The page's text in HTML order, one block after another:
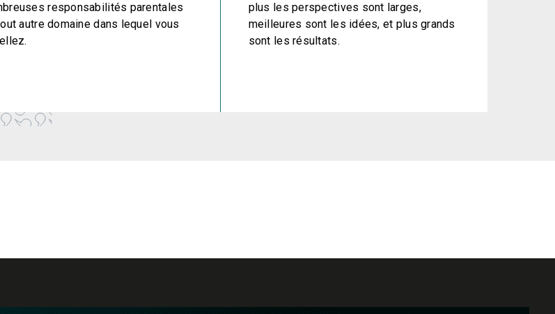
responsabilités parentales
autre domaine dans lequel vous
plus les perspectives sont larges,
meilleures sont les idées, et plus grands
sont les résultats.